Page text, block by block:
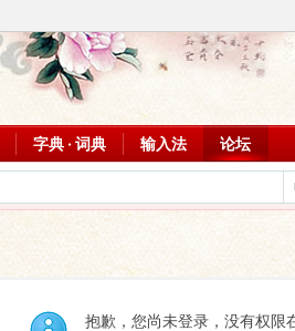
字典 · 词典 输入法 论坛
抱歉，您尚未登录，没有权限